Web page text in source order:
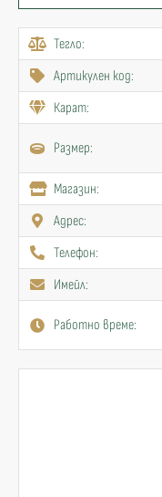
Тегло:
Артикулен код:
Карат:
Размер:
Mагазин:
Адрес:
Телефон:
Имейл:
Работно време: